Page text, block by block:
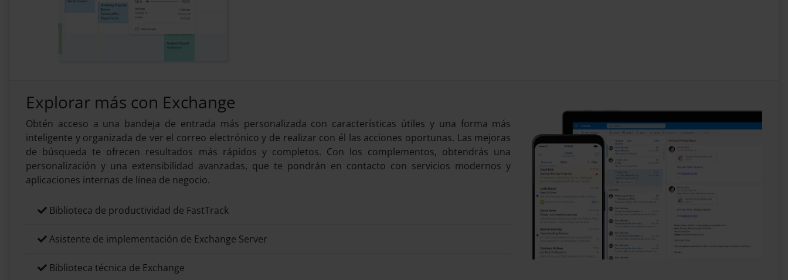
Explorar más con Exchange
Obtén acceso a una bandeja de entrada más personalizada con características útiles y una forma más
inteligente y organizada de ver el correo electrónico y de realizar con él las acciones oportunas. Las mejoras
de búsqueda te ofrecen resultados más rápidos y completos. Con los complementos, obtendrás una
personalización y una extensibilidad avanzadas, que te pondrán en contacto con servicios modernos y
aplicaciones internas de línea de negocio.
Biblioteca de productividad de FastTrack
Asistente de implementación de Exchange Server
Biblioteca técnica de Exchange